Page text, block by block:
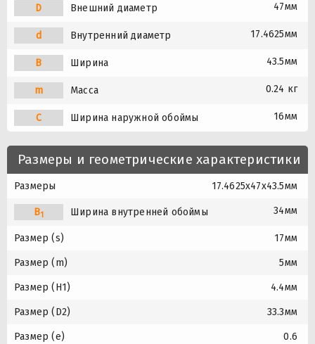
D Внешний диаметр 47мм
d Внутренний диаметр 17.4625мм
B Ширина 43.5мм
m Масса 0.24 кг
C Ширина наружной обоймы 16мм
Размеры и геометрические характеристики
Размеры 17.4625x47x43.5мм
B1 Ширина внутренней обоймы 34мм
Размер (s) 17мм
Размер (m) 5мм
Размер (H1) 4.4мм
Размер (D2) 33.3мм
Размер (e) 0.6